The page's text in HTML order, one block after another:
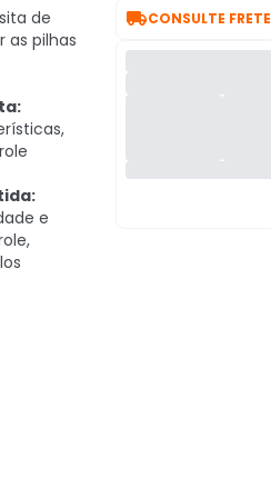
de
as pilhas
e
CONSULTE FRETE